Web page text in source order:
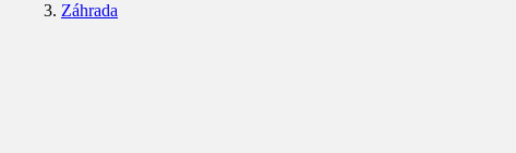
Záhrada